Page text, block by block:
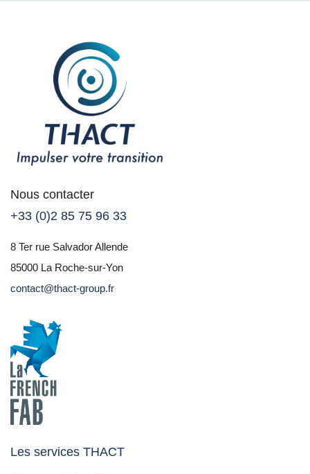
Nous contacter
+33 (0)2 85 75 96 33
8 Ter rue Salvador Allende
85000 La Roche-sur-Yon
contact@thact-group.fr
Les services THACT